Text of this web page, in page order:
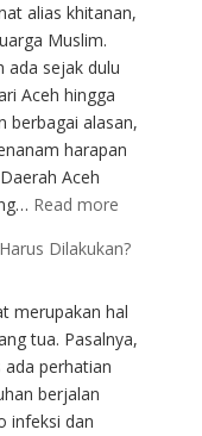
alias khitanan,
Muslim.
ada sejak dulu
Aceh hingga
berbagai alasan,
harapan
Aceh
Read more:
dalam
dan
Tradisi
Dilakukan?
merupakan hal
tua. Pasalnya,
perhatian
berjalan
infeksi dan